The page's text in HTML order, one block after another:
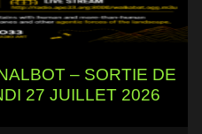
– SORTIE DE
27 JUILLET 2026